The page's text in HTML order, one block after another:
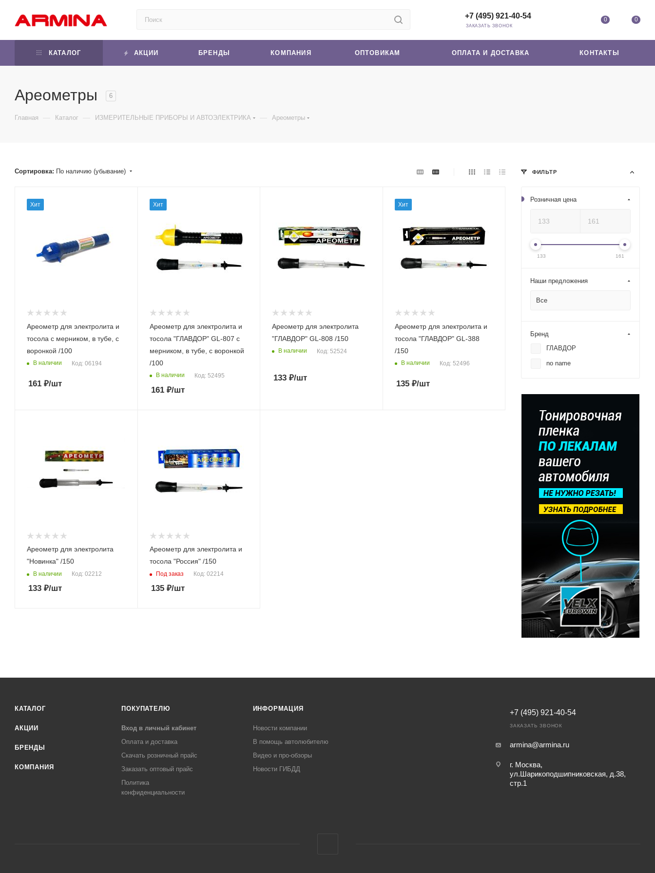
0 0
+7 (495) 921-40-54
ЗАКАЗАТЬ ЗВОНОК
КАТАЛОГ АКЦИИ БРЕНДЫ КОМПАНИЯ ОПТОВИКАМ ОПЛАТА И ДОСТАВКА КОНТАКТЫ
Ареометры 6
Главная — Каталог — ИЗМЕРИТЕЛЬНЫЕ ПРИБОРЫ И АВТОЭЛЕКТРИКА — Ареометры
Сортировка: По наличию (убывание)
Хит
Ареометр для электролита и
тосола с мерником, в тубе, с
воронкой /100
В наличии Код: 06194
161 ₽/шт
Хит
Ареометр для электролита и
тосола "ГЛАВДОР" GL-807 с
мерником, в тубе, с воронкой
/100
В наличии Код: 52495
161₽/шт
Ареометр для электролита
"ГЛАВДОР" GL-808 /150
В наличии Код: 52524
133 ₽/шт
Хит
Ареометр для электролита и
тосола "ГЛАВДОР" GL-388
/150
В наличии Код: 52496
135₽/шт
Ареометр для электролита
"Новинка" /150
В наличии Код: 02212
133 ₽/шт
Ареометр для электролита и
тосола "Россия" /150
Под заказ Код: 02214
135₽/шт
ФИЛЬТР
Розничная цена
133 161
Наши предложения
Все
Бренд
ГЛАВДОР
no name
КАТАЛОГ
АКЦИИ
БРЕНДЫ
КОМПАНИЯ
ПОКУПАТЕЛЮ
Вход в личный кабинет
Оплата и доставка
Скачать розничный прайс
Заказать оптовый прайс
Политика
конфиденциальности
ИНФОРМАЦИЯ
Новости компании
В помощь автолюбителю
Видео и про-обзоры
Новости ГИБДД
+7 (495) 921-40-54
ЗАКАЗАТЬ ЗВОНОК
armina@armina.ru
г. Москва,
ул.Шарикоподшипниковская, д.38,
стр.1